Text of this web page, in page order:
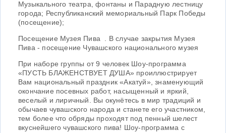
Музыкального театра, фонтаны и Парадную лестницу
города; Республиканский мемориальный Парк Победы
(посещение);
Посещение Музея Пива . В случае закрытия Музея
Пива - посещение Чувашского национального музея
При наборе группы от 9 человек Шоу-программа
«ПУСТЬ БЛАЖЕНСТВУЕТ ДУША» проиллюстрирует
Вам национальный праздник «Акатуй», знаменующий
окончание посевных работ, насыщенный и яркий,
веселый и лиричный. Вы окунётесь в мир традиций и
обычаев чувашского народа и станете его участником,
тем более что обряды проходят под пенный шелест
вкуснейшего чувашского пива! Шоу-программа с